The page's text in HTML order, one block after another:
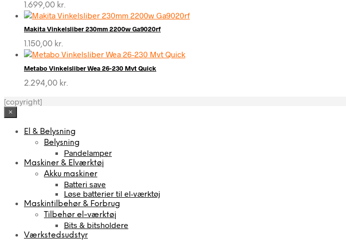
1.699,00 kr.
Makita Vinkelsliber 230mm 2200w Ga9020rf
1.150,00 kr.
Metabo Vinkelsliber Wea 26-230 Mvt Quick
2.294,00 kr.
[copyright]
×
El & Belysning
Belysning
Pandelamper
Maskiner & Elværktøj
Akku maskiner
Batteri save
Løse batterier til el-værktøj
Maskintilbehør & Forbrug
Tilbehør el-værktøj
Bits & bitsholdere
Værkstedsudstyr